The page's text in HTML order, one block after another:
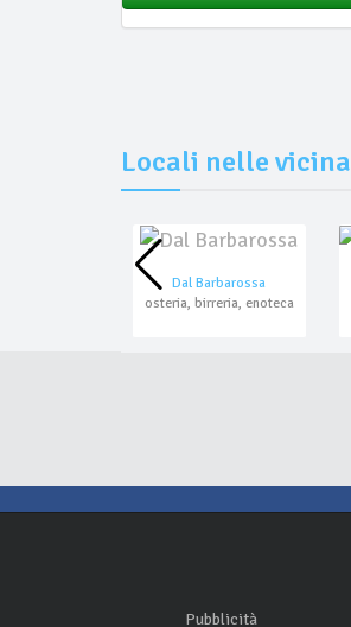
Locali nelle
Dal Barbarossa
osteria, birreria, enoteca
Pubblicità